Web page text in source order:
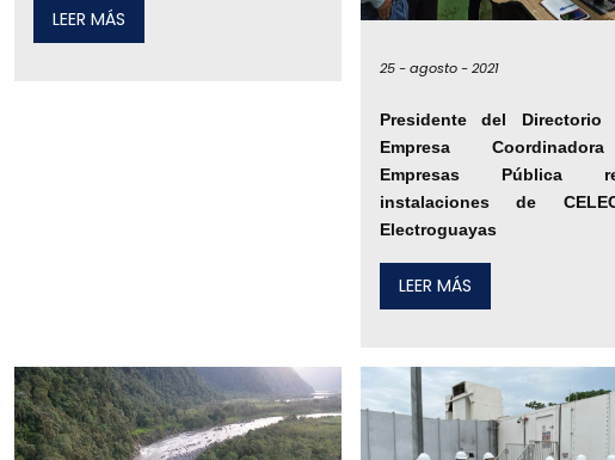
LEER MÁS
25 - agosto - 2021
Presidente del
Empresa
Empresas Pública
instalaciones de
Electroguayas
LEER MÁS